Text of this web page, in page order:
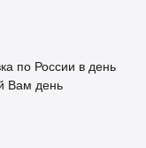
по России в день
Вам день